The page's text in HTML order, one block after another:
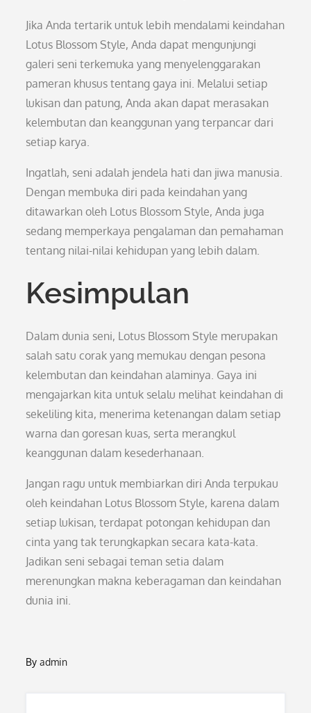
Jika Anda tertarik untuk lebih mendalami keindahan
Lotus Blossom Style, Anda dapat mengunjungi
galeri seni terkemuka yang menyelenggarakan
pameran khusus tentang gaya ini. Melalui setiap
lukisan dan patung, Anda akan dapat merasakan
kelembutan dan keanggunan yang terpancar dari
setiap karya.
Ingatlah, seni adalah jendela hati dan jiwa manusia.
Dengan membuka diri pada keindahan yang
ditawarkan oleh Lotus Blossom Style, Anda juga
sedang memperkaya pengalaman dan pemahaman
tentang nilai-nilai kehidupan yang lebih dalam.
Kesimpulan
Dalam dunia seni, Lotus Blossom Style merupakan
salah satu corak yang memukau dengan pesona
kelembutan dan keindahan alaminya. Gaya ini
mengajarkan kita untuk selalu melihat keindahan di
sekeliling kita, menerima ketenangan dalam setiap
warna dan goresan kuas, serta merangkul
keanggunan dalam kesederhanaan.
Jangan ragu untuk membiarkan diri Anda terpukau
oleh keindahan Lotus Blossom Style, karena dalam
setiap lukisan, terdapat potongan kehidupan dan
cinta yang tak terungkapkan secara kata-kata.
Jadikan seni sebagai teman setia dalam
merenungkan makna keberagaman dan keindahan
dunia ini.
Byadmin